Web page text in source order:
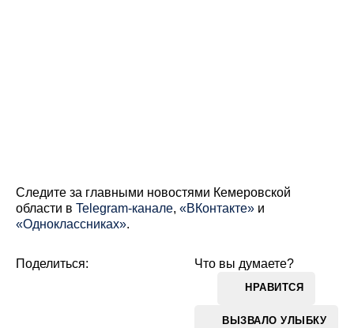
Cледите за главными новостями Кемеровской
области в Telegram-канале, «ВКонтакте» и
«Одноклассниках».
Что вы думаете?
НРАВИТСЯ
ВЫЗВАЛО УЛЫБКУ
Поделиться: